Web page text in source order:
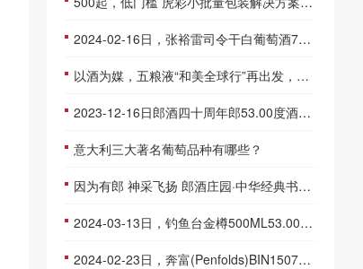
2024-02-16日，张裕雷司令干白葡萄酒750ML12.00度酒每瓶的价格是多少呢？
以酒为媒，五粮液“和美全球行”再出发，搭建文化交流“和美”之桥
2023-12-16日郎酒四十周年郎53.00度酒的价格，郎酒批发参考价格285一瓶
意大利三大著名葡萄品种有哪些？
因为有郎 神采飞扬 郎酒庄园·中华经典书法系列酒限量上市
2024-03-13日，钓鱼台金樽500ML53.00度酒每瓶的价格是多少呢？
2024-02-23日，奔富(Penfolds)BIN150750ML14.50度酒每瓶的价格是多少呢？